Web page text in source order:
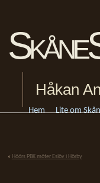
Håkan
Hem Lite om
« Höörs PBK möter Eslöv i Hörby